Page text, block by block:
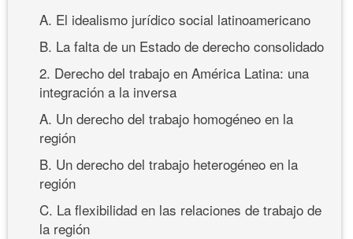
A. El idealismo jurídico social latinoamericano
B. La falta de un Estado de derecho consolidado
2. Derecho del trabajo en América Latina: una
integración a la inversa
A. Un derecho del trabajo homogéneo en la
región
B. Un derecho del trabajo heterogéneo en la
región
C. La flexibilidad en las relaciones de trabajo de
la región